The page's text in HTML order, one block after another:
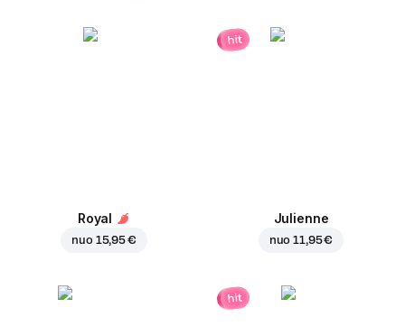
Royal
nuo 15,95 €
hit
Julienne
nuo11,95 €
hit